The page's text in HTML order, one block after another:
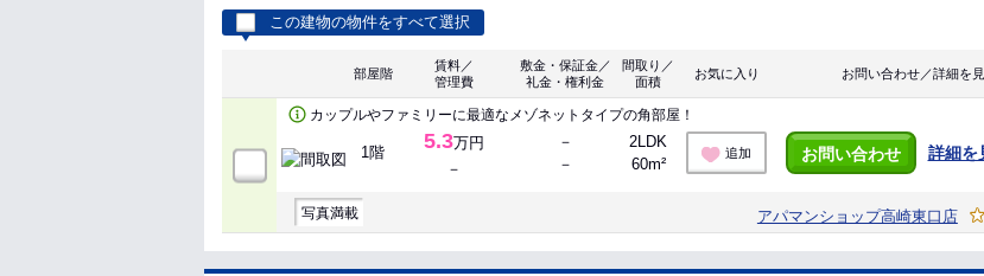
この建物の物件をすべて選択
部屋階
賃料／
管理費
敷金・保証金／
礼金・権利金
間取り／
面積
お気に入り お問い合わせ／詳細を
カップルやファミリーに最適なメゾネットタイプの角部屋！
1階 5.3万円
－
－
－
2LDK
60m²
追加 お問い合わせ 詳細を
写真満載 アパマンショップ高崎東口店